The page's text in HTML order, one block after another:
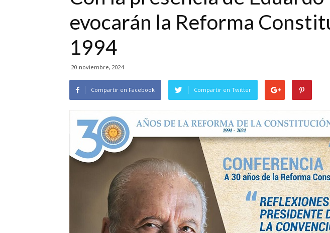
evocarán la Reforma
1994
20 noviembre, 2024
Compartir en Facebook Compartir en Twitter